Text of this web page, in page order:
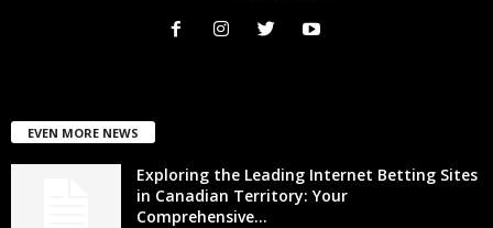
EVEN MORE NEWS
Exploring the Leading Internet Betting Sites
in Canadian Territory: Your
Comprehensive...